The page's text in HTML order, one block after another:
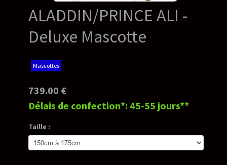
ALADDIN/PRINCE ALI -
Deluxe Mascotte
Mascottes
739.00 €
Délais de confection*: 45-55 jours**
Taille :